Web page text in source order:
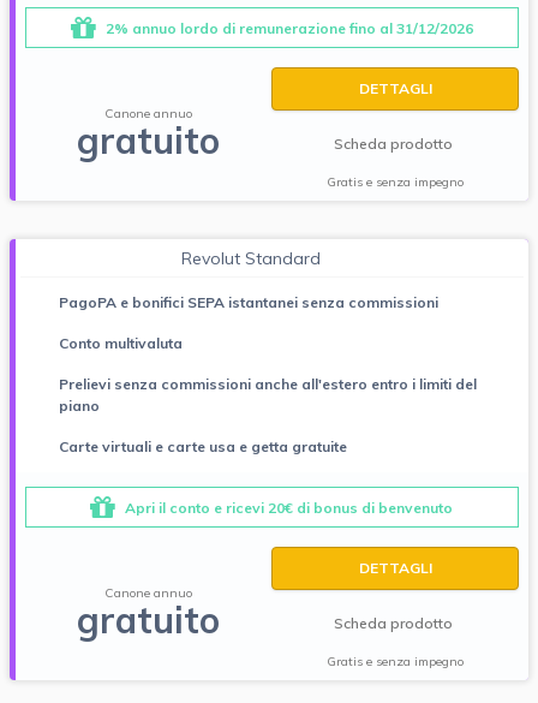
2% annuo lordo di remunerazione fino al 31/12/2026
Canone annuo
gratuito
DETTAGLI
Scheda prodotto
Gratis e senza impegno
Revolut Standard
PagoPA e bonifici SEPA istantanei senza commissioni
Conto multivaluta
Prelievi senza commissioni anche all'estero entro i limiti del
piano
Carte virtuali e carte usa e getta gratuite
Apri il conto e ricevi 20€ di bonus di benvenuto
Canone annuo
gratuito
DETTAGLI
Scheda prodotto
Gratis e senza impegno